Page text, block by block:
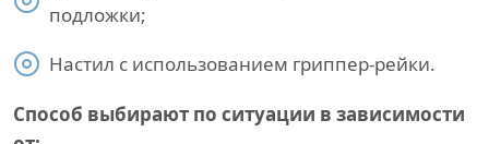
подложки;
Настил с использованием гриппер-рейки.
Способ выбирают по ситуации в зависимости